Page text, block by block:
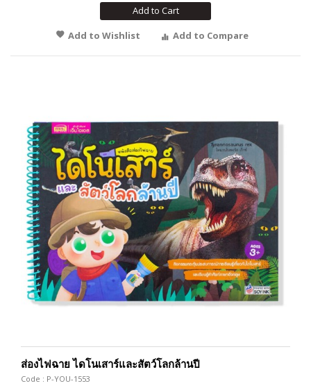
Add to Cart
Add to Wishlist
Add to Compare
ส่องไฟฉาย ไดโนเสาร์และสัตว์โลกล้านปี
Code : P-YOU-1553